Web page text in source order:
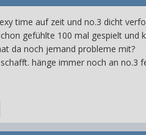
time auf zeit und no.3 dicht
gefühlte 100 mal gespielt
da noch jemand probleme mit?
hänge immer noch an no.3